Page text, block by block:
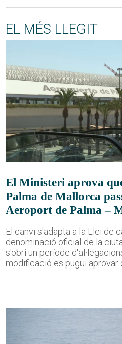
EL MÉS LLEGIT
El Ministeri aprova
Palma de Mallorca
Aeroport de Palma –
El canvi s'adapta a la Llei de
denominació oficial de la
s'obri un període
modificació es pugui aprovar